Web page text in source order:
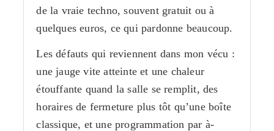
de la vraie techno, souvent gratuit ou à
quelques euros, ce qui pardonne beaucoup.
Les défauts qui reviennent dans mon vécu :
une jauge vite atteinte et une chaleur
étouffante quand la salle se remplit, des
horaires de fermeture plus tôt qu’une boîte
classique, et une programmation par à-